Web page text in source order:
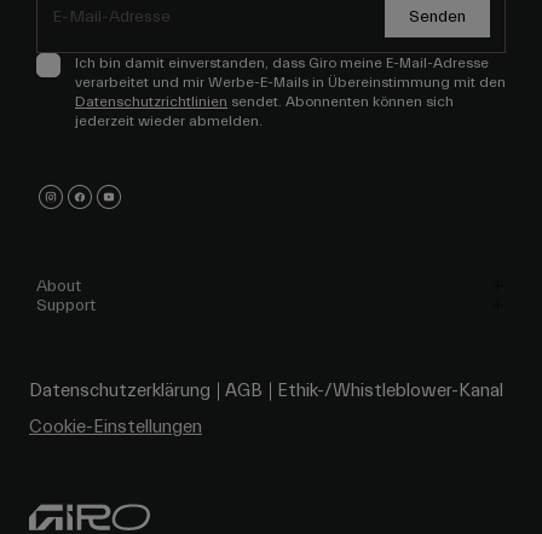
Senden
Ich bin damit einverstanden, dass Giro meine E-Mail-Adresse
verarbeitet und mir Werbe-E-Mails in Übereinstimmung mit den
Datenschutzrichtlinien sendet. Abonnenten können sich
jederzeit wieder abmelden.
About
Support
Datenschutzerklärung AGB
Ethik-/Whistleblower-Kanal
Cookie-Einstellungen